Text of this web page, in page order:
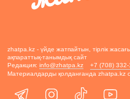
zhatpa.kz - үйде жатпайтын, тірлік
ақпараттық-танымдық сайт
Редакция: info@zhatpa.kz
+7 (708) 332-
Материалдарды қолданғанда zhatpa.kz